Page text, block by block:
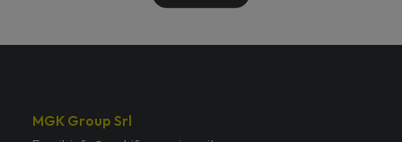
MGK Group Srl